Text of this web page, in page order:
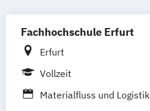
Fachhochschule Erfurt
Erfurt
Vollzeit
Materialfluss und Logistik